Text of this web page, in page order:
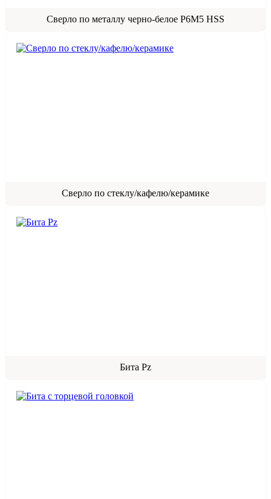
Сверло по металлу черно-белое Р6М5 HSS
Сверло по стеклу/кафелю/керамике
Бита Pz